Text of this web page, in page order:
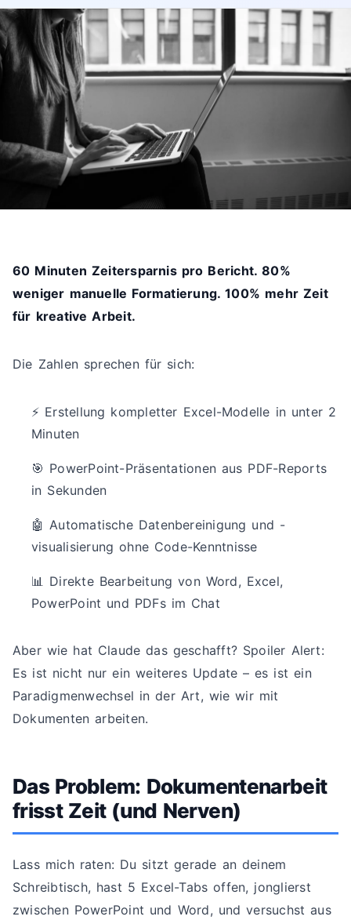
60 Minuten Zeitersparnis pro Bericht. 80%
weniger manuelle Formatierung. 100% mehr Zeit
für kreative Arbeit.
Die Zahlen sprechen für sich:
⚡ Erstellung kompletter Excel-Modelle in unter 2
Minuten
🎯 PowerPoint-Präsentationen aus PDF-Reports
in Sekunden
🤖 Automatische Datenbereinigung und -
visualisierung ohne Code-Kenntnisse
📊 Direkte Bearbeitung von Word, Excel,
PowerPoint und PDFs im Chat
Aber wie hat Claude das geschafft? Spoiler Alert:
Es ist nicht nur ein weiteres Update – es ist ein
Paradigmenwechsel in der Art, wie wir mit
Dokumenten arbeiten.
Das Problem: Dokumentenarbeit
frisst Zeit (und Nerven)
Lass mich raten: Du sitzt gerade an deinem
Schreibtisch, hast 5 Excel-Tabs offen, jonglierst
zwischen PowerPoint und Word, und versuchst aus